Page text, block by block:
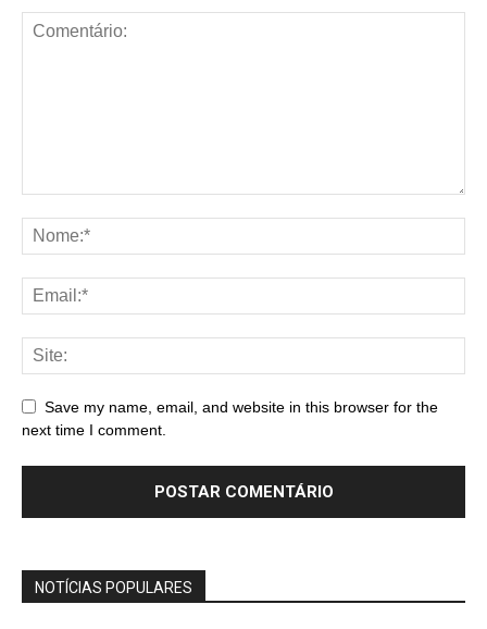
Save my name, email, and website in this browser for the
next time I comment.
NOTÍCIAS POPULARES